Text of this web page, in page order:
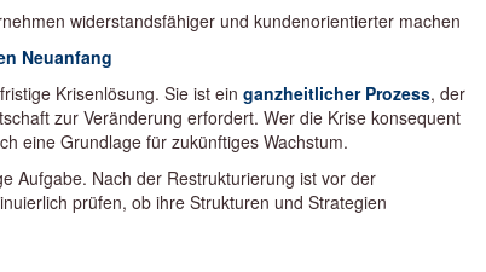
widerstandsfähiger und kundenorientierter machen
Neuanfang
Krisenlösung. Sie ist ein ganzheitlicher Prozess, der
zur Veränderung erfordert. Wer die Krise konsequent
eine Grundlage für zukünftiges Wachstum.
Aufgabe. Nach der Restrukturierung ist vor der
prüfen, ob ihre Strukturen und Strategien